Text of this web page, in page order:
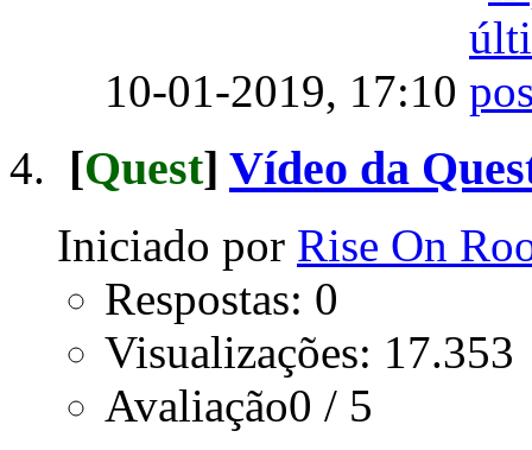
10-01-2019, 17:10
[Quest] Vídeo da
Iniciado por Rise On
Respostas: 0
Visualizações: 17.353
Avaliação0 / 5